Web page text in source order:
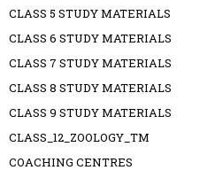
CLASS 5 STUDY MATERIALS
CLASS 6 STUDY MATERIALS
CLASS 7 STUDY MATERIALS
CLASS 8 STUDY MATERIALS
CLASS 9 STUDY MATERIALS
CLASS_12_ZOOLOGY_TM
COACHING CENTRES